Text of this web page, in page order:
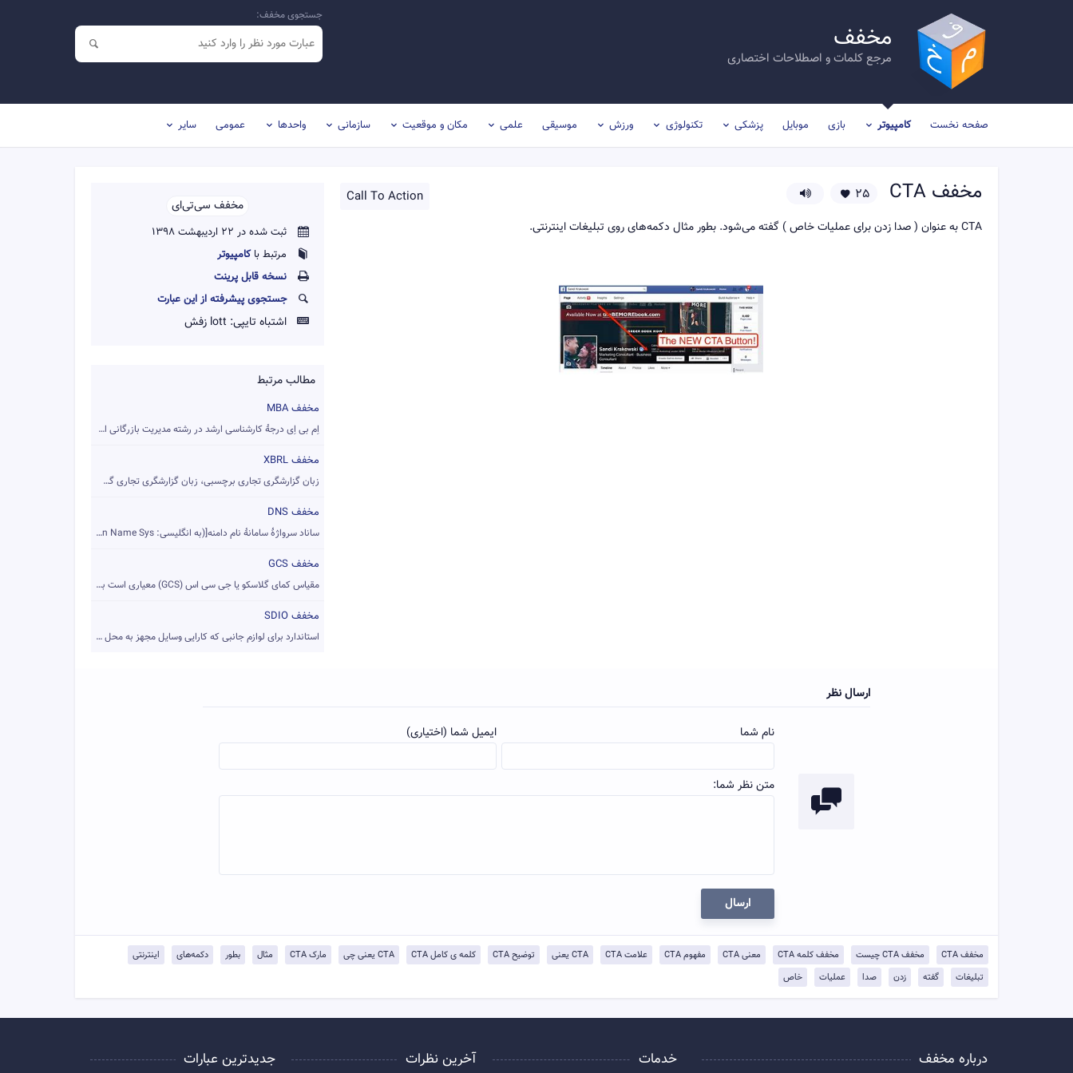
مخفف
مرجع کلمات و اصطلاحات اختصاری
جستجوی مخفف:
صفحه نخست کامپیوتر بازی موبایل پزشکی تکنولوژی ورزش موسیقی علمی مکان و موقعیت سازمانی واحدها عمومی سایر
مخففCTA
Call To Action 25
CTA به عنوان ( صدا زدن برای عملیات خاص ) گفته می‌شود. بطور مثال دکمه‌های روی تبلیغات اینترنتی.
مخفف سی‌تی‌ای‌‌
ثبت شده در 22 اردیبهشت 1398
مرتبط باکامپیوتر
نسخه قابل پرينت
جستجوی پیشرفته از این عبارت
اشتباه تایپی: lott زفش
مطالب مرتبط
مخفف MBA
اِم بی اِی درجهٔ کارشناسی ارشد در رشته مدیریت بازرگانی است. ...
مخفف XBRL
زبان گزارشگری تجاری برچسبی، زبان گزارشگری تجاری گسترش‌پذیر ی...
مخفف DNS
ساناد سرواژهٔ سامانهٔ نام دامنه[(به انگلیسی: Domain Name Sys...
مخفف GCS
مقیاس کمای گلاسکو یا جی سی اس (GCS) معیاری است برای تعیین عم...
مخفف SDIO
استاندارد برای لوازم جانبی که کارایی وسایل مجهز به محل کارت ...
ارسال نظر
نام شما ایمیل شما (اختیاری)
متن نظر شما:
ارسال
مخفف CTA مخفف CTA چیست مخفف کلمه CTA معنی CTA مفهوم CTA علامت CTA CTA یعنی توضيح CTA کلمه ی کامل CTA CTA یعنی چی مارک CTA مثال بطور دکمه‌های
اینترنتی
تبلیغات
گفته زدن صدا عملیات خاص
درباره مخفف خدمات آخرین نظرات جدیدترین عبارات